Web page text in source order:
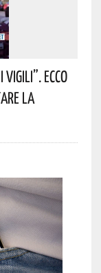
Ecco
La